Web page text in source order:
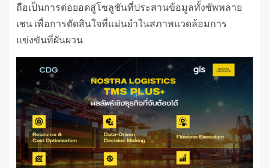
ถือเป็นการต่อยอดสู่โซลูชันที่ประสานข้อมูลทั้งซัพพลาย
เชน เพื่อการตัดสินใจที่แม่นยำในสภาพแวดล้อมการ
แข่งขันที่ผันผวน